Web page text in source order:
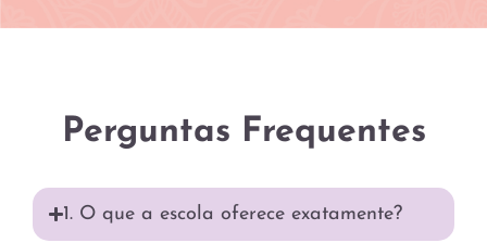
Perguntas Frequentes
1. O que a escola oferece exatamente?